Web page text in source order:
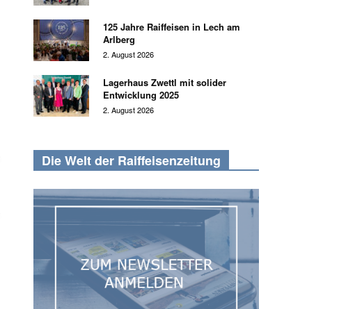
125 Jahre Raiffeisen in Lech am
Arlberg
2. August 2026
Lagerhaus Zwettl mit solider
Entwicklung 2025
2. August 2026
Die Welt der Raiffeisenzeitung